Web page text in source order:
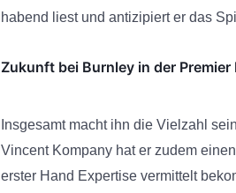
habend liest und antizipiert er das
Zukunft bei Burnley in der Premier
Insgesamt macht ihn die Vielzahl
Vincent Kompany hat er zudem
erster Hand Expertise vermittelt